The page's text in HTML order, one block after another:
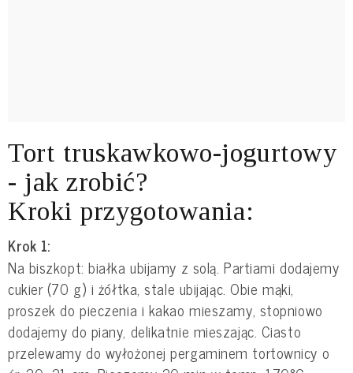
Tort truskawkowo-jogurtowy
- jak zrobić?
Kroki przygotowania:
Krok 1:
Na biszkopt: białka ubijamy z solą. Partiami dodajemy
cukier (70 g) i żółtka, stale ubijając. Obie mąki,
proszek do pieczenia i kakao mieszamy, stopniowo
dodajemy do piany, delikatnie mieszając. Ciasto
przelewamy do wyłożonej pergaminem tortownicy o